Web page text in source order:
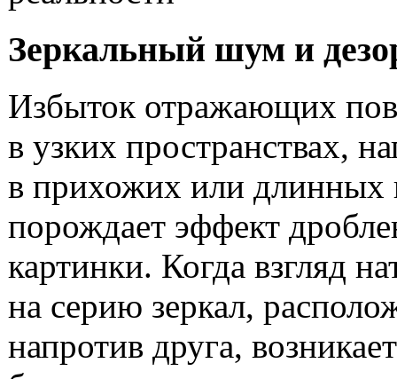
Зеркальный шум и
Избыток отражающих
в узких пространствах,
в прихожих или длинных
порождает эффект
картинки. Когда взгляд
на серию зеркал,
напротив друга, возникает